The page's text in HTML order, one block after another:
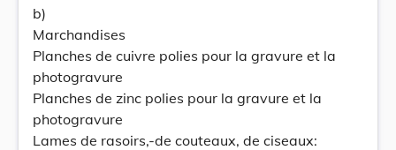
b)
Marchandises
Planches de cuivre polies pour la gravure et la
photogravure
Planches de zinc polies pour la gravure et la
photogravure
Lames de rasoirs,-de couteaux, de ciseaux: